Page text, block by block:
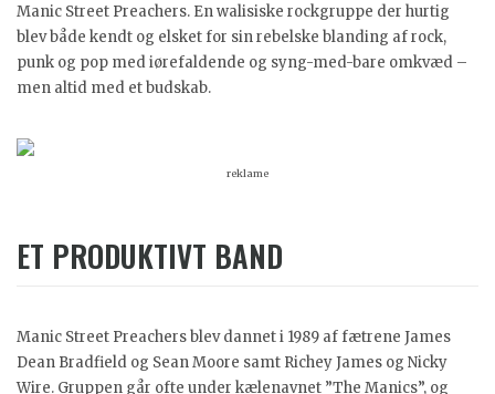
Manic Street Preachers. En walisiske rockgruppe der hurtig
blev både kendt og elsket for sin rebelske blanding af rock,
punk og pop med iørefaldende og syng-med-bare omkvæd –
men altid med et budskab.
reklame
ET PRODUKTIVT BAND
Manic Street Preachers blev dannet i 1989 af fætrene James
Dean Bradfield og Sean Moore samt Richey James og Nicky
Wire. Gruppen går ofte under kælenavnet ”The Manics”, og